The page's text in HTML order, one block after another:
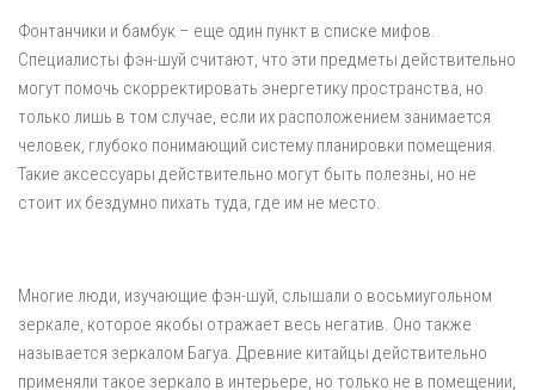
Фонтанчики и бамбук – еще один пункт в списке мифов.
Специалисты фэн-шуй считают, что эти предметы действительно
могут помочь скорректировать энергетику пространства, но
только лишь в том случае, если их расположением занимается
человек, глубоко понимающий систему планировки помещения.
Такие аксессуары действительно могут быть полезны, но не
стоит их бездумно пихать туда, где им не место.
Многие люди, изучающие фэн-шуй, слышали о восьмиугольном
зеркале, которое якобы отражает весь негатив. Оно также
называется зеркалом Багуа. Древние китайцы действительно
применяли такое зеркало в интерьере, но только не в помещении,